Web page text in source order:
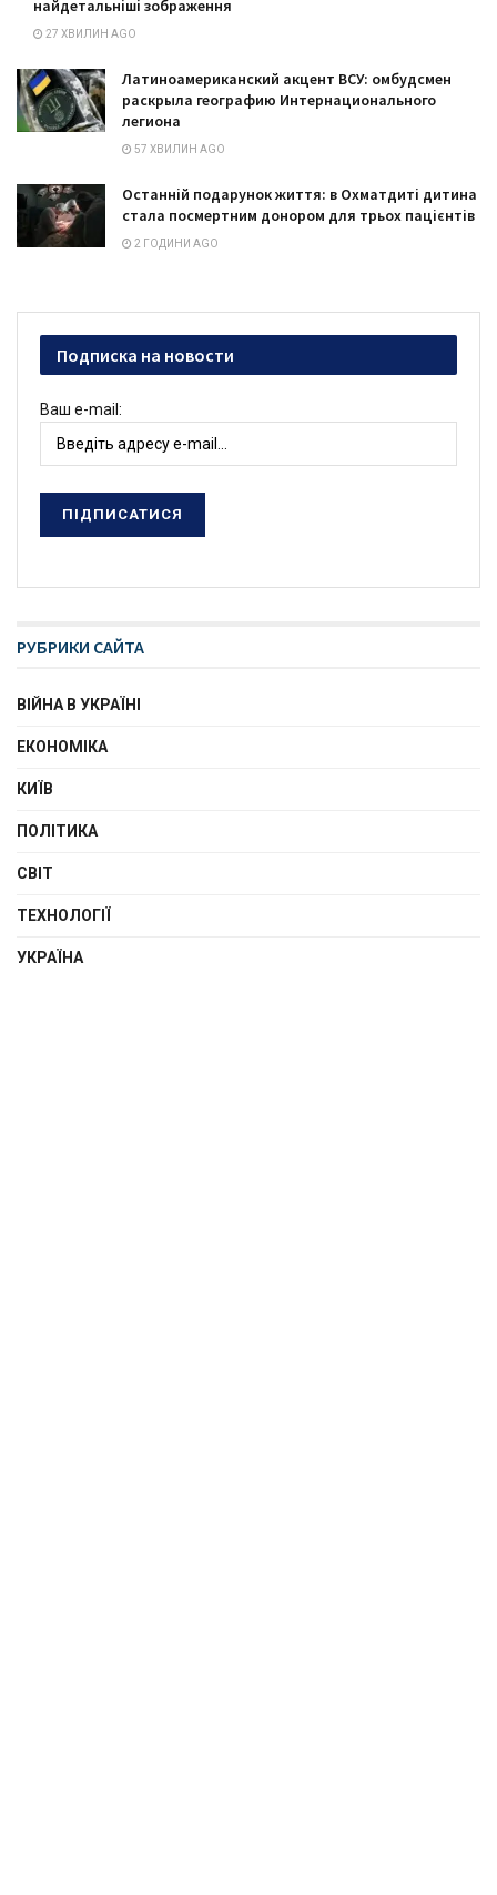
найдетальніші зображення
27 ХВИЛИН AGO
Латиноамериканский акцент ВСУ: омбудсмен
раскрыла географию Интернационального
легиона
57 ХВИЛИН AGO
Останній подарунок життя: в Охматдиті дитина
стала посмертним донором для трьох пацієнтів
2 ГОДИНИ AGO
Подписка на новости
Ваш e-mail:
РУБРИКИ САЙТА
ВІЙНА В УКРАЇНІ
ЕКОНОМІКА
КИЇВ
ПОЛІТИКА
СВІТ
ТЕХНОЛОГІЇ
УКРАЇНА